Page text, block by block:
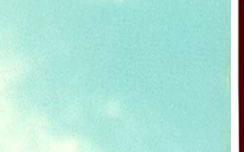
הנחת אתר ספר מודפס